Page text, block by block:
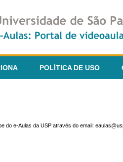
POLÍTICA DE USO
do e-Aulas da USP através do email: